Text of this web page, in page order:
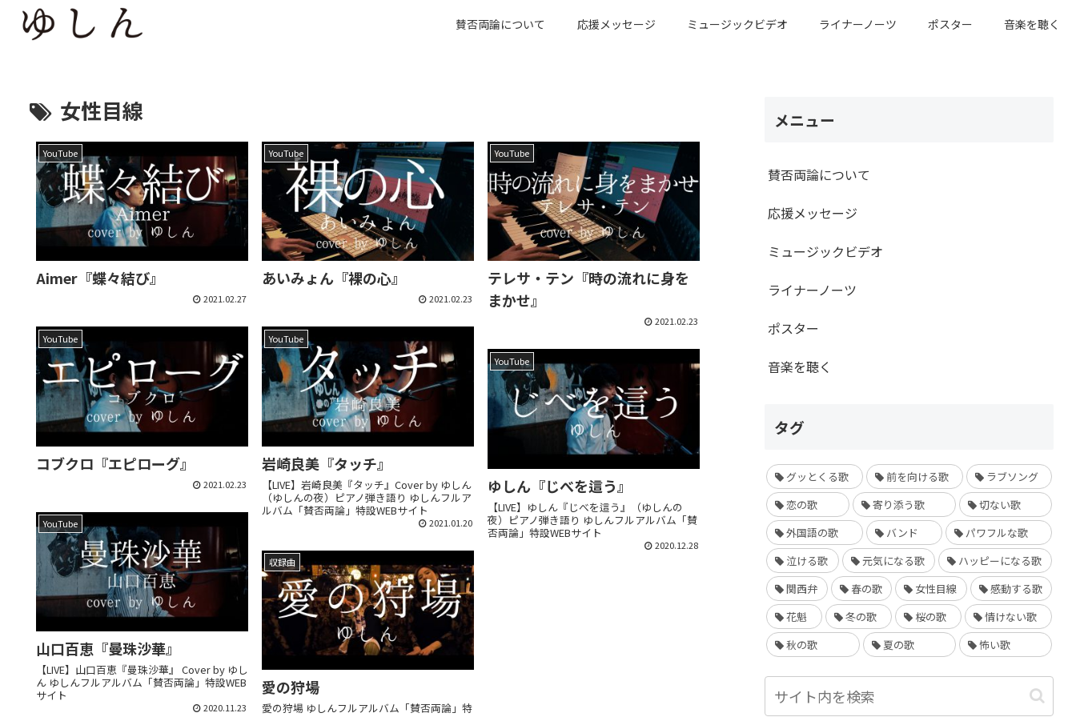
賛否両論について 応援メッセージ ミュージックビデオ ライナーノーツ ポスター 音楽を聴く
女性目線
YouTube
Aimer『蝶々結び』
2021.02.27
YouTube
あいみょん『裸の心』
2021.02.23
YouTube
テレサ・テン『時の流れに身を
まかせ』
2021.02.23
YouTube
コブクロ『エピローグ』
2021.02.23
YouTube
岩崎良美『タッチ』
【LIVE】岩崎良美『タッチ』Cover by ゆしん
（ゆしんの夜）ピアノ弾き語り ゆしんフルア
ルバム「賛否両論」特設WEBサイト
2021.01.20
YouTube
ゆしん『じべを這う』
【LIVE】ゆしん『じべを這う』（ゆしんの
夜）ピアノ弾き語り ゆしんフルアルバム「賛
否両論」特設WEBサイト
2020.12.28
YouTube
山口百恵『曼珠沙華』
【LIVE】山口百恵『曼珠沙華』 Cover by ゆし
ん ゆしんフルアルバム「賛否両論」特設WEB
サイト
2020.11.23
収録曲
愛の狩場
愛の狩場 ゆしんフルアルバム「賛否両論」特
メニュー
賛否両論について
応援メッセージ
ミュージックビデオ
ライナーノーツ
ポスター
音楽を聴く
タグ
グッとくる歌 前を向ける歌
ラブソング
恋の歌
寄り添う歌
切ない歌
外国語の歌
バンド
パワフルな歌
泣ける歌
元気になる歌
ハッピーになる歌
関西弁
春の歌 女性目線
感動する歌
花魁
冬の歌 桜の歌
情けない歌
秋の歌
夏の歌 怖い歌